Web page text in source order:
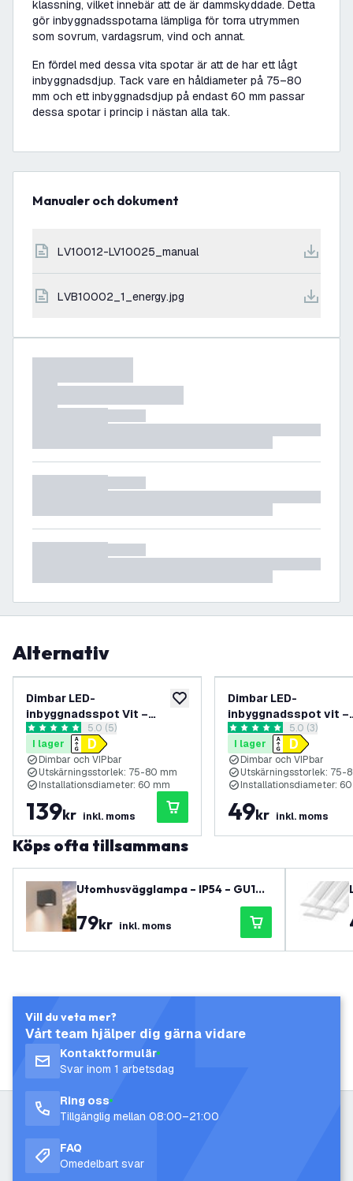
klassning, vilket innebär att de är dammskyddade. Detta
gör inbyggnadsspotarna lämpliga för torra utrymmen
som sovrum, vardagsrum, vind och annat.
En fördel med dessa vita spotar är att de har ett lågt
inbyggnadsdjup. Tack vare en håldiameter på 75–80
mm och ett inbyggnadsdjup på endast 60 mm passar
dessa spotar i princip i nästan alla tak.
Manualer och dokument
LV10012-LV10025_manual
LVB10002_1_energy.jpg
Alternativ
lägg till i önskelistan
Dimbar LED-
inbyggnadsspot Vit –
Amsterdam – 3W – 2700K –
Ø82 mm – 3-pack
öppna recensionspanel
5 stjärnbetyg5.0 (5)
I lager
Dimbar och VIPbar
Utskärningsstorlek: 75-80 mm
Installationsdiameter: 60 mm
139kr inkl. moms
Dimbar LED-
inbyggnadsspot vit –
Amsterdam – 3W –
Ø82 mm
öppna
5 stjärnbetyg5.0 (3)
I lager
Dimbar och VIPbar
Utskärningsstorlek: 75-
Installationsdiameter:
49kr inkl. moms
Köps ofta tillsammans
Utomhusvägglampa – IP54 – GU10-
79kr inkl. moms
Vill du veta mer?
Vårt team hjälper dig gärna vidare
Kontaktformulär
Svar inom 1 arbetsdag
Ring oss
Tillgänglig mellan 08:00–21:00
FAQ
Omedelbart svar